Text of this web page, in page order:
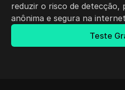
reduzir o risco de detecção,
anônima e segura na
Teste